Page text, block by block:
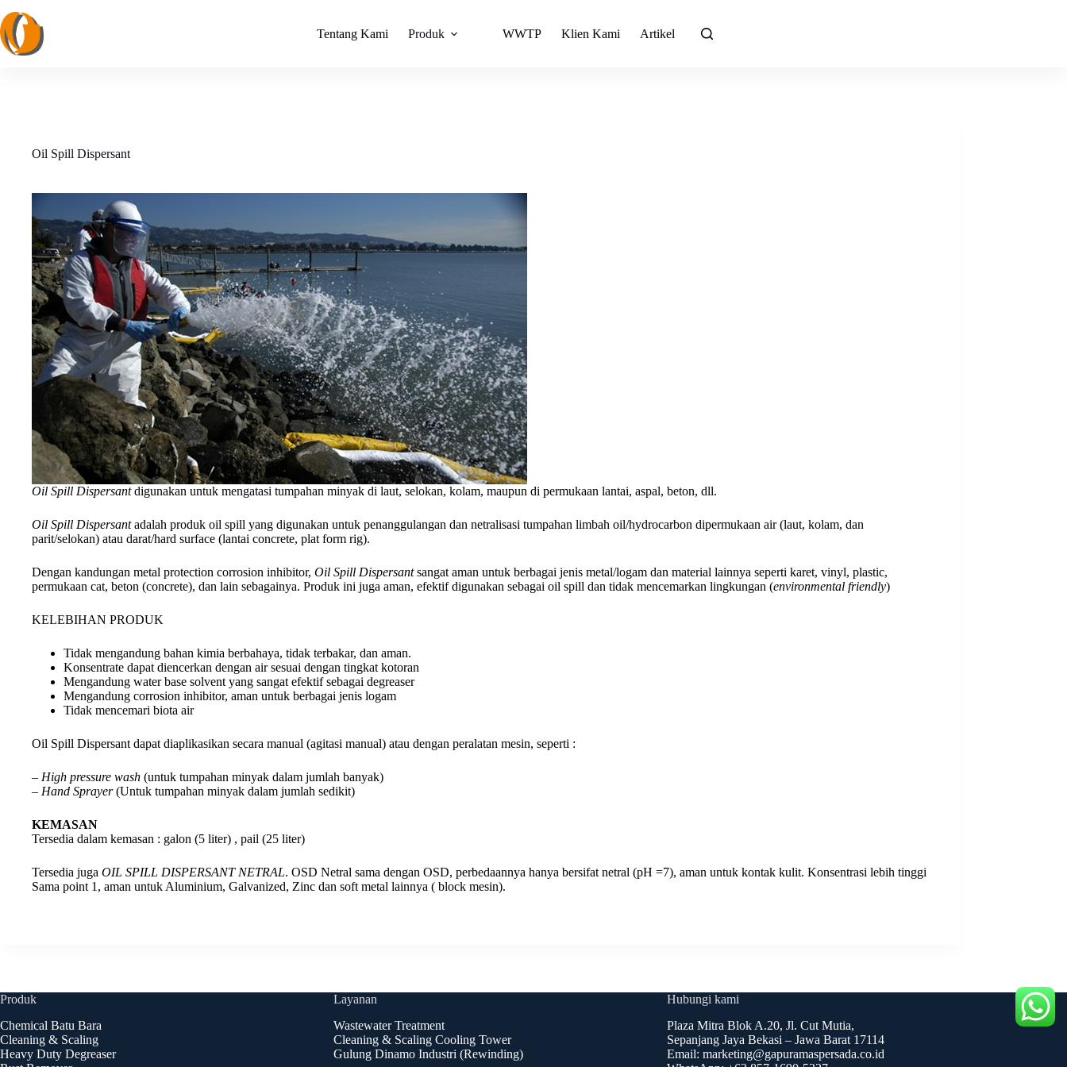
to
content
Tentang Kami Produk WWTP Klien Kami Artikel
Oil Spill Dispersant
Oil Spill Dispersantdigunakan untuk mengatasi tumpahan minyak di laut, selokan, kolam, maupun di permukaan lantai, aspal, beton, dll.
Oil Spill Dispersantadalah produk oil spill yang digunakan untuk penanggulangan dan netralisasi tumpahan limbah oil/hydrocarbon dipermukaan air (laut, kolam, dan
parit/selokan) atau darat/hard surface (lantai concrete, plat form rig).
Dengan kandungan metal protection corrosion inhibitor, Oil Spill Dispersantsangat aman untuk berbagai jenis metal/logam dan material lainnya seperti karet, vinyl, plastic,
permukaan cat, beton (concrete), dan lain sebagainya. Produk ini juga aman, efektif digunakan sebagai oil spill dan tidak mencemarkan lingkungan (environmental friendly)
KELEBIHAN PRODUK
Tidak mengandung bahan kimia berbahaya, tidak terbakar, dan aman.
Konsentrate dapat diencerkan dengan air sesuai dengan tingkat kotoran
Mengandung water base solvent yang sangat efektif sebagai degreaser
Mengandung corrosion inhibitor, aman untuk berbagai jenis logam
Tidak mencemari biota air
Oil Spill Dispersant dapat diaplikasikan secara manual (agitasi manual) atau dengan peralatan mesin, seperti :
– High pressure wash (untuk tumpahan minyak dalam jumlah banyak)
– Hand Sprayer(Untuk tumpahan minyak dalam jumlah sedikit)
KEMASAN
Tersedia dalam kemasan : galon (5 liter) , pail (25 liter)
Tersedia juga OIL SPILL DISPERSANT NETRAL. OSD Netral sama dengan OSD, perbedaannya hanya bersifat netral (pH =7), aman untuk kontak kulit. Konsentrasi lebih tinggi
Sama point 1, aman untuk Aluminium, Galvanized, Zinc dan soft metal lainnya ( block mesin).
Produk
Chemical Batu Bara
Cleaning & Scaling
Heavy Duty Degreaser
Layanan
Wastewater Treatment
Cleaning & Scaling Cooling Tower
Gulung Dinamo Industri (Rewinding)
Hubungi kami
Plaza Mitra Blok A.20, Jl. Cut Mutia,
Sepanjang Jaya Bekasi – Jawa Barat 17114
Email: marketing@gapuramaspersada.co.id